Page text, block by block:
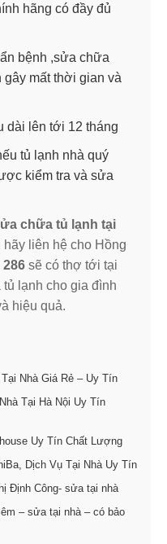
hãng có đầy đủ
bệnh ,sửa chữa
gây mất thời gian và
dài lên tới 12 tháng
tủ lạnh nhà quý
kiểm tra và sửa
chữa tủ lạnh tại
hãy liên hệ cho Hồng
286 sẽ có thợ tới tại
lạnh cho gia đình
hiệu quả.
Nhà Giá Rẻ – Uy Tín
Tại Hà Nội Uy Tín
Uy Tín Chất Lượng
Dịch Vụ Tại Nhà Uy Tín
Định Công- sửa tại nhà
– sửa tại nhà – có bảo